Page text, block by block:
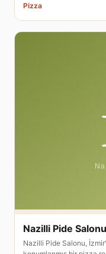
Pizza
Nazilli Pide Salonu
Nazilli Pide Salonu,